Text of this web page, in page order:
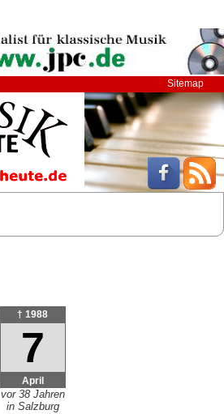
Sitemap
† 1988
7
April
vor 38 Jahren
in Salzburg